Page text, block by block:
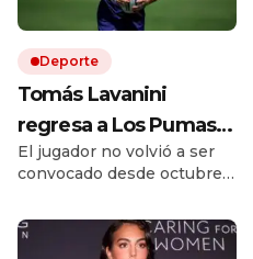
Deporte
Tomás Lavanini
regresa a Los Pumas
tras casi dos años: «Es
una nueva
oportunidad, un nuevo
desafío para mí»
El jugador no volvió a ser
convocado desde octubre
fue ante Sudáfrica. Ese año
fue llamado en esa única